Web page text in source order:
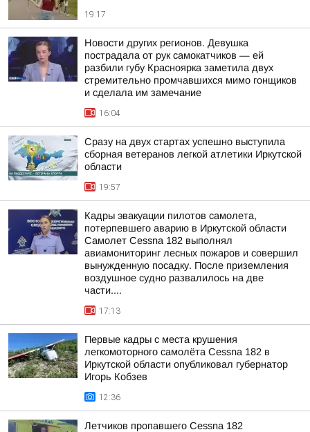
19:17
Новости других регионов. Девушка
пострадала от рук самокатчиков — ей
разбили губу Красноярка заметила двух
стремительно промчавшихся мимо гонщиков
и сделала им замечание
16:04
Сразу на двух стартах успешно выступила
сборная ветеранов легкой атлетики Иркутской
области
19:57
Кадры эвакуации пилотов самолета,
потерпевшего аварию в Иркутской области
Самолет Cessna 182 выполнял
авиамониторинг лесных пожаров и совершил
вынужденную посадку. После приземления
воздушное судно развалилось на две
части....
17:13
Первые кадры с места крушения
легкомоторного самолёта Cessna 182 в
Иркутской области опубликовал губернатор
Игорь Кобзев
12:36
Летчиков пропавшего Cessna 182